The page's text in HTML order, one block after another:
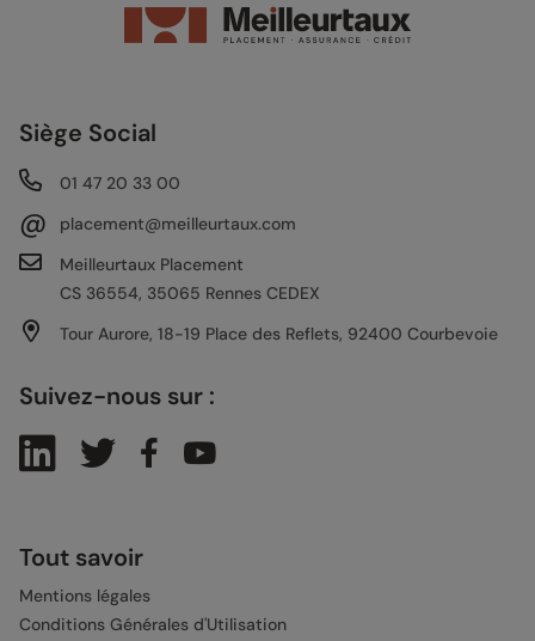
Siège Social
01 47 20 33 00
@
placement@meilleurtaux.com
Meilleurtaux Placement
CS 36554, 35065 Rennes CEDEX
Tour Aurore, 18-19 Place des Reflets, 92400 Courbevoie
Suivez-nous sur :
Tout savoir
Mentions légales
Conditions Générales d'Utilisation